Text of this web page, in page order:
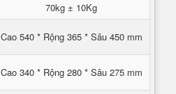
70kg ± 10Kg
Cao 540 * Rộng 365 * Sâu 450 mm
Cao 340 * Rộng 280 * Sâu 275 mm